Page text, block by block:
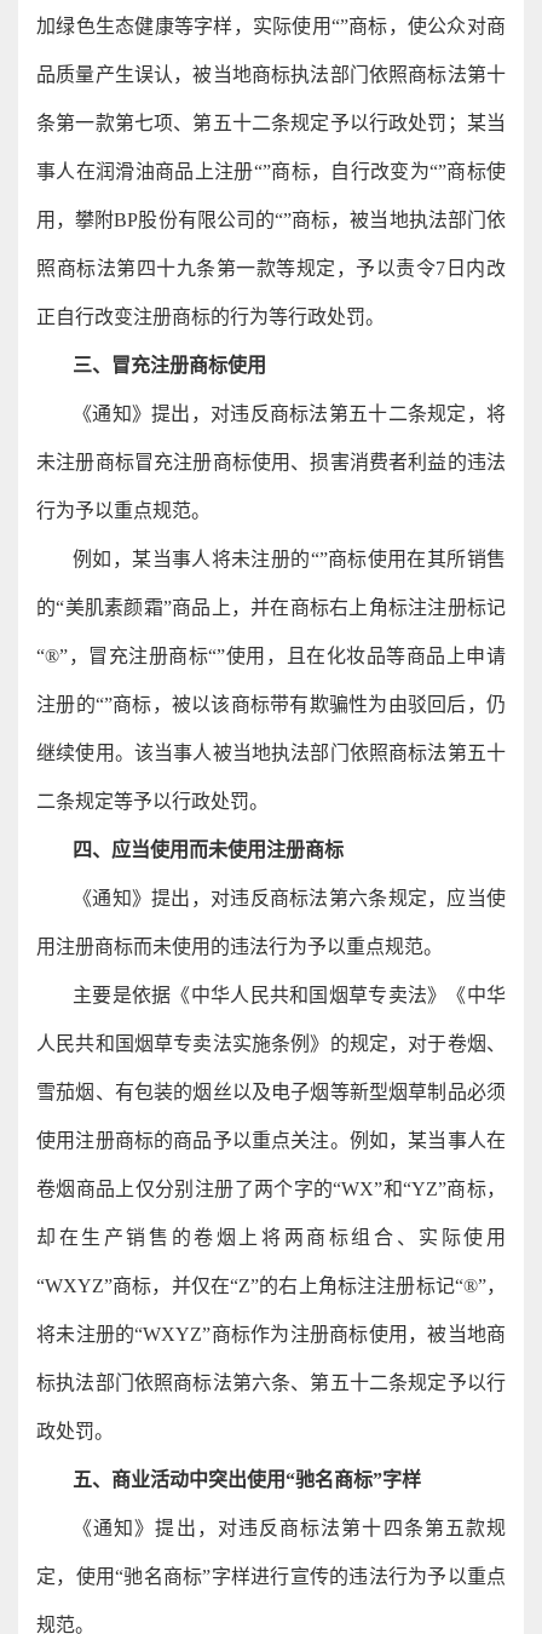
加绿色生态健康等字样，实际使用“”商标，使公众对商
品质量产生误认，被当地商标执法部门依照商标法第十
条第一款第七项、第五十二条规定予以行政处罚；某当
事人在润滑油商品上注册“”商标，自行改变为“”商标使
用，攀附BP股份有限公司的“”商标，被当地执法部门依
照商标法第四十九条第一款等规定，予以责令7日内改
正自行改变注册商标的行为等行政处罚。
三、冒充注册商标使用
《通知》提出，对违反商标法第五十二条规定，将
未注册商标冒充注册商标使用、损害消费者利益的违法
行为予以重点规范。
例如，某当事人将未注册的“”商标使用在其所销售
的“美肌素颜霜”商品上，并在商标右上角标注注册标记
“®”，冒充注册商标“”使用，且在化妆品等商品上申请
注册的“”商标，被以该商标带有欺骗性为由驳回后，仍
继续使用。该当事人被当地执法部门依照商标法第五十
二条规定等予以行政处罚。
四、应当使用而未使用注册商标
《通知》提出，对违反商标法第六条规定，应当使
用注册商标而未使用的违法行为予以重点规范。
主要是依据《中华人民共和国烟草专卖法》《中华
人民共和国烟草专卖法实施条例》的规定，对于卷烟、
雪茄烟、有包装的烟丝以及电子烟等新型烟草制品必须
使用注册商标的商品予以重点关注。例如，某当事人在
卷烟商品上仅分别注册了两个字的“WX”和“YZ”商标，
却在生产销售的卷烟上将两商标组合、实际使用
“WXYZ”商标，并仅在“Z”的右上角标注注册标记“®”，
将未注册的“WXYZ”商标作为注册商标使用，被当地商
标执法部门依照商标法第六条、第五十二条规定予以行
政处罚。
五、商业活动中突出使用“驰名商标”字样
《通知》提出，对违反商标法第十四条第五款规
定，使用“驰名商标”字样进行宣传的违法行为予以重点
规范。